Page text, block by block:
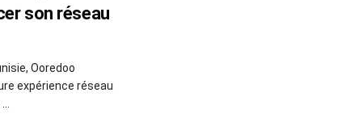
son réseau
Ooredoo
expérience réseau